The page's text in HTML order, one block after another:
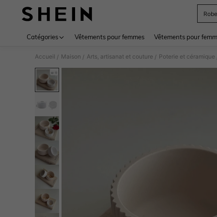
Robe
Catégories Vêtements pour femmes Vêtements pour
Accueil / Maison / Arts, artisanat et couture / Poterie et céramique